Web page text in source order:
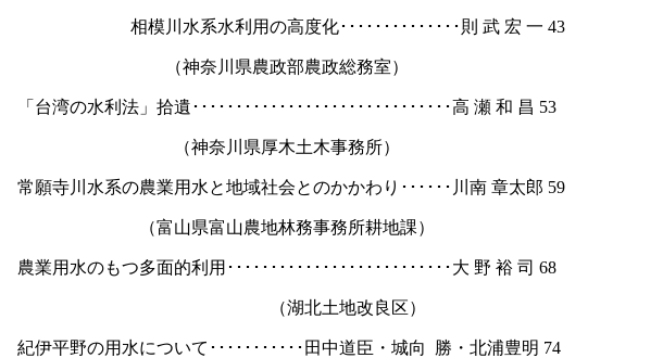
相模川水系水利用の高度化･･････････････則 武 宏 一 43
（神奈川県農政部農政総務室）
「台湾の水利法」拾遺･･････････････････････････････高 瀬 和 昌 53
（神奈川県厚木土木事務所）
常願寺川水系の農業用水と地域社会とのかかわり･･････川南 章太郎 59
（富山県富山農地林務事務所耕地課）
農業用水のもつ多面的利用･･････････････････････････大 野 裕 司 68
（湖北土地改良区）
紀伊平野の用水について･･･････････田中道臣・城向 勝・北浦豊明 74